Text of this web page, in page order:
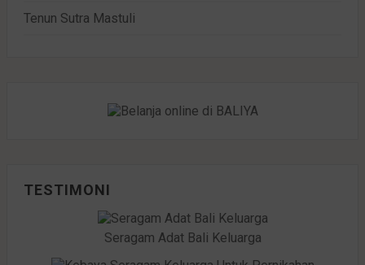
Tenun Sutra Mastuli
TESTIMONI
Seragam Adat Bali Keluarga